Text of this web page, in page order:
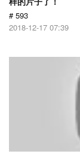
# 593
2018-12-17 07:39